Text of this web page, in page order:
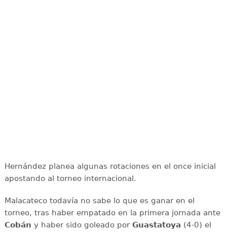
Hernández planea algunas rotaciones en el once inicial
apostando al torneo internacional.
Malacateco todavía no sabe lo que es ganar en el
torneo, tras haber empatado en la primera jornada ante
Cobán y haber sido goleado por Guastatoya (4-0) el